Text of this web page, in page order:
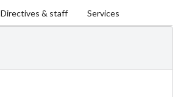
Directives & staff Services